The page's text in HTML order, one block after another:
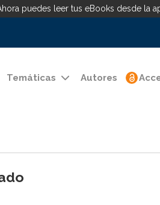
puedes leer tus eBooks desde la
Temáticas Autores